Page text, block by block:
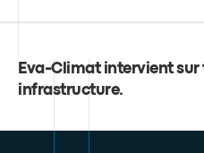
Eva-Climat intervient sur
infrastructure.